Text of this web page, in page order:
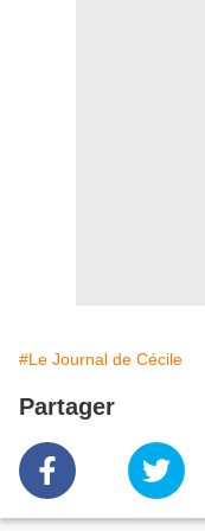
#Le Journal de Cécile
Partager